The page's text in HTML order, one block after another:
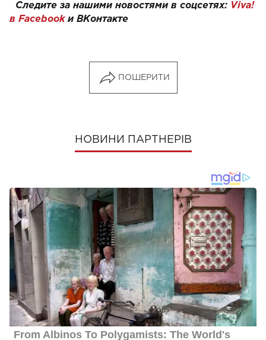
Следите за нашими новостями в соцсетях: Viva!
в Facebookи ВКонтакте
ПОШЕРИТИ
НОВИНИ ПАРТНЕРІВ